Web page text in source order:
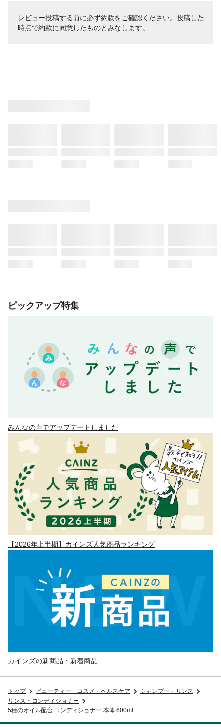
レビュー投稿する前に必ず約款をご確認ください。投稿した
時点で約款に同意したものとみなします。
ピックアップ特集
みんなの声でアップデートしました
【2026年上半期】カインズ人気商品ランキング
カインズの新商品・新着商品
トップ ビューティー・コスメ・ヘルスケア
シャンプー・リンス
リンス・コンディショナー
5種のオイル配合 コンディショナー 本体 600ml